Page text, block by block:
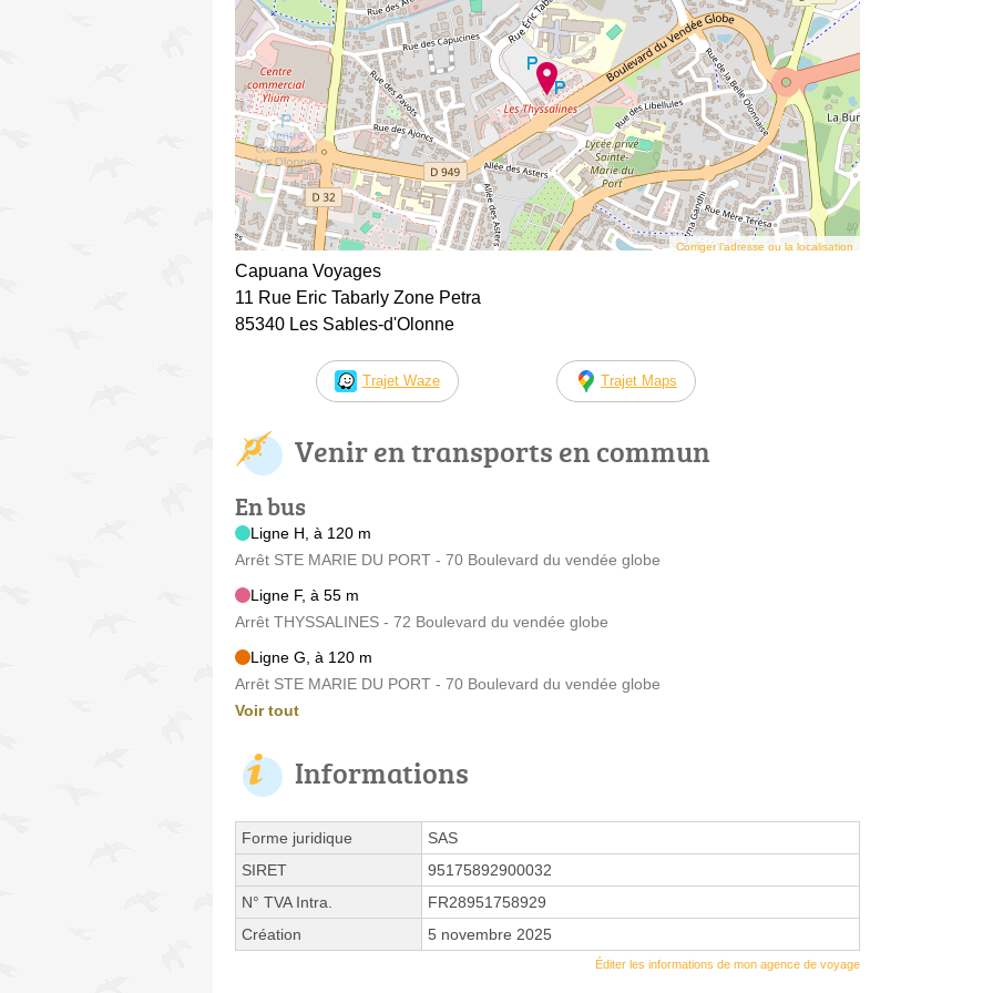
Corriger l’adresse ou la localisation
Capuana Voyages
11 Rue Eric Tabarly Zone Petra
85340 Les Sables-d'Olonne
Trajet Waze Trajet Maps
Venir en transports en commun
En bus
Ligne H, à 120 m
Arrêt STE MARIE DU PORT - 70 Boulevard du vendée globe
Ligne F, à 55 m
Arrêt THYSSALINES - 72 Boulevard du vendée globe
Ligne G, à 120 m
Arrêt STE MARIE DU PORT - 70 Boulevard du vendée globe
Voir tout
Informations
Forme juridique
SAS
SIRET
95175892900032
N° TVA Intra.
FR28951758929
Création
5 novembre 2025
Éditer les informations de mon agence de voyage